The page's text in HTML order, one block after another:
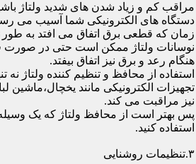
مراقب کم و زیاد شدن های شدید ولتاژ
دستگاه های الکترونیکی شما آسیب می
زمان که قطعی برق اتفاق می افتد به طور
نوسانات ولتاژ ممکن است حتی در صورت
هنگام رعد و برق نیز اتفاق بیفتد.
استفاده از محافظ و تنظیم کننده ولتاژ نه
تجهیزات الکترونیکی مانند یخچال،ماشین
نیز مراقبت می کند.
پس بهتر است از محافظ ولتاژ که یک
استفاده کنید.
۳.تنظیمات روشنایی